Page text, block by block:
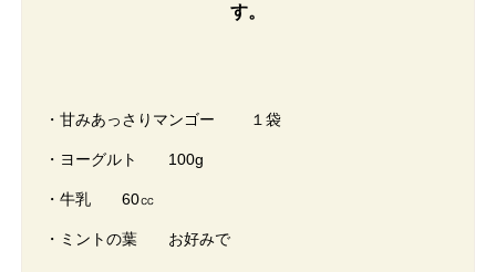
す。
・甘みあっさりマンゴー １袋
・ヨーグルト 100g
・牛乳 60㏄
・ミントの葉 お好みで